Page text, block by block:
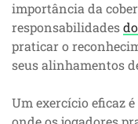
importância da
responsabilidades
praticar o
seus alinhamentos
Um exercício eficaz é